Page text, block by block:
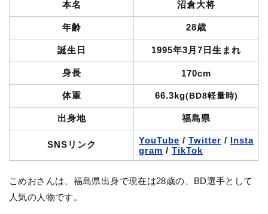
本名 沼倉大将
年齢 28歳
誕生日 1995年3月7日生まれ
身長 170cm
体重 66.3kg(BD8軽量時)
出身地 福島県
SNSリンク YouTube / Twitter / Insta
gram / TikTok
こめおさんは、福島県出身で現在は28歳の、BD選手として
人気の人物です。